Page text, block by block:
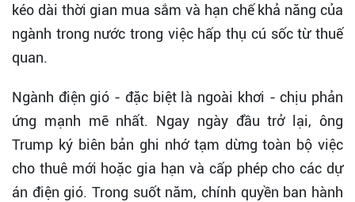
kéo dài thời gian mua sắm và hạn chế khả năng của
ngành trong nước trong việc hấp thụ cú sốc từ thuế
quan.
Ngành điện gió - đặc biệt là ngoài khơi - chịu phản
ứng mạnh mẽ nhất. Ngay ngày đầu trở lại, ông
Trump ký biên bản ghi nhớ tạm dừng toàn bộ việc
cho thuê mới hoặc gia hạn và cấp phép cho các dự
án điện gió. Trong suốt năm, chính quyền ban hành